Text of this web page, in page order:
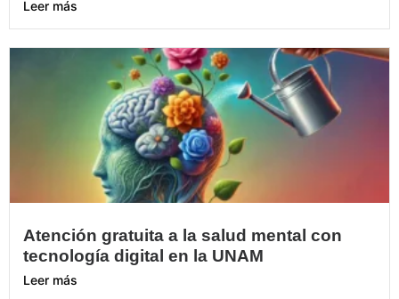
Leer más
Atención gratuita a la salud mental con
tecnología digital en la UNAM
Leer más